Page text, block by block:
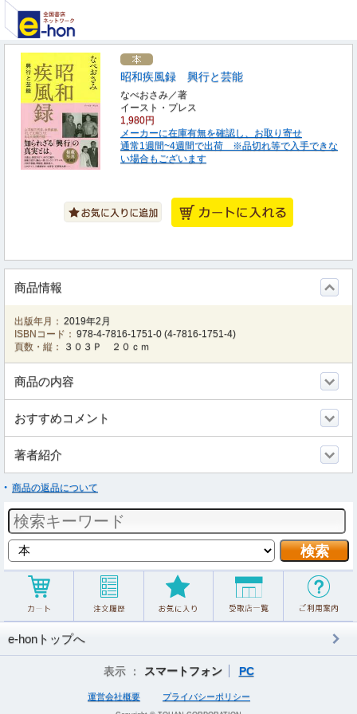
昭和疾風録 興行と芸能
なべおさみ／著
イースト・プレス
1,980円
メーカーに在庫有無を確認し、お取り寄せ
通常1週間~4週間で出荷 ※品切れ等で入手できな
い場合もございます
商品情報
出版年月： 2019年2月
ISBNコード： 978-4-7816-1751-0 (4-7816-1751-4)
頁数・縦：
３０３Ｐ ２０ｃｍ
商品の内容
おすすめコメント
著者紹介
商品の返品について
e-honトップへ
表示 ： スマートフォン PC
運営会社概要 プライバシーポリシー